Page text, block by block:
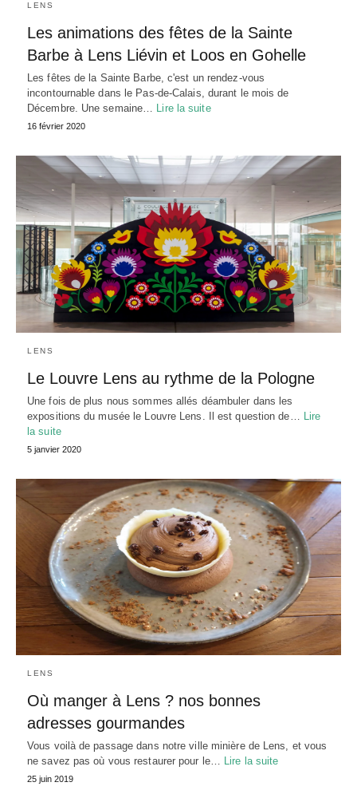
LENS
Les animations des fêtes de la Sainte
Barbe à Lens Liévin et Loos en Gohelle
Les fêtes de la Sainte Barbe, c'est un rendez-vous
incontournable dans le Pas-de-Calais, durant le mois de
Décembre. Une semaine… Lire la suite
16 février 2020
LENS
Le Louvre Lens au rythme de la Pologne
Une fois de plus nous sommes allés déambuler dans les
expositions du musée le Louvre Lens. Il est question de…
Lire
la suite
5 janvier 2020
LENS
Où manger à Lens ? nos bonnes
adresses gourmandes
Vous voilà de passage dans notre ville minière de Lens, et vous
ne savez pas où vous restaurer pour le… Lire la suite
25 juin 2019